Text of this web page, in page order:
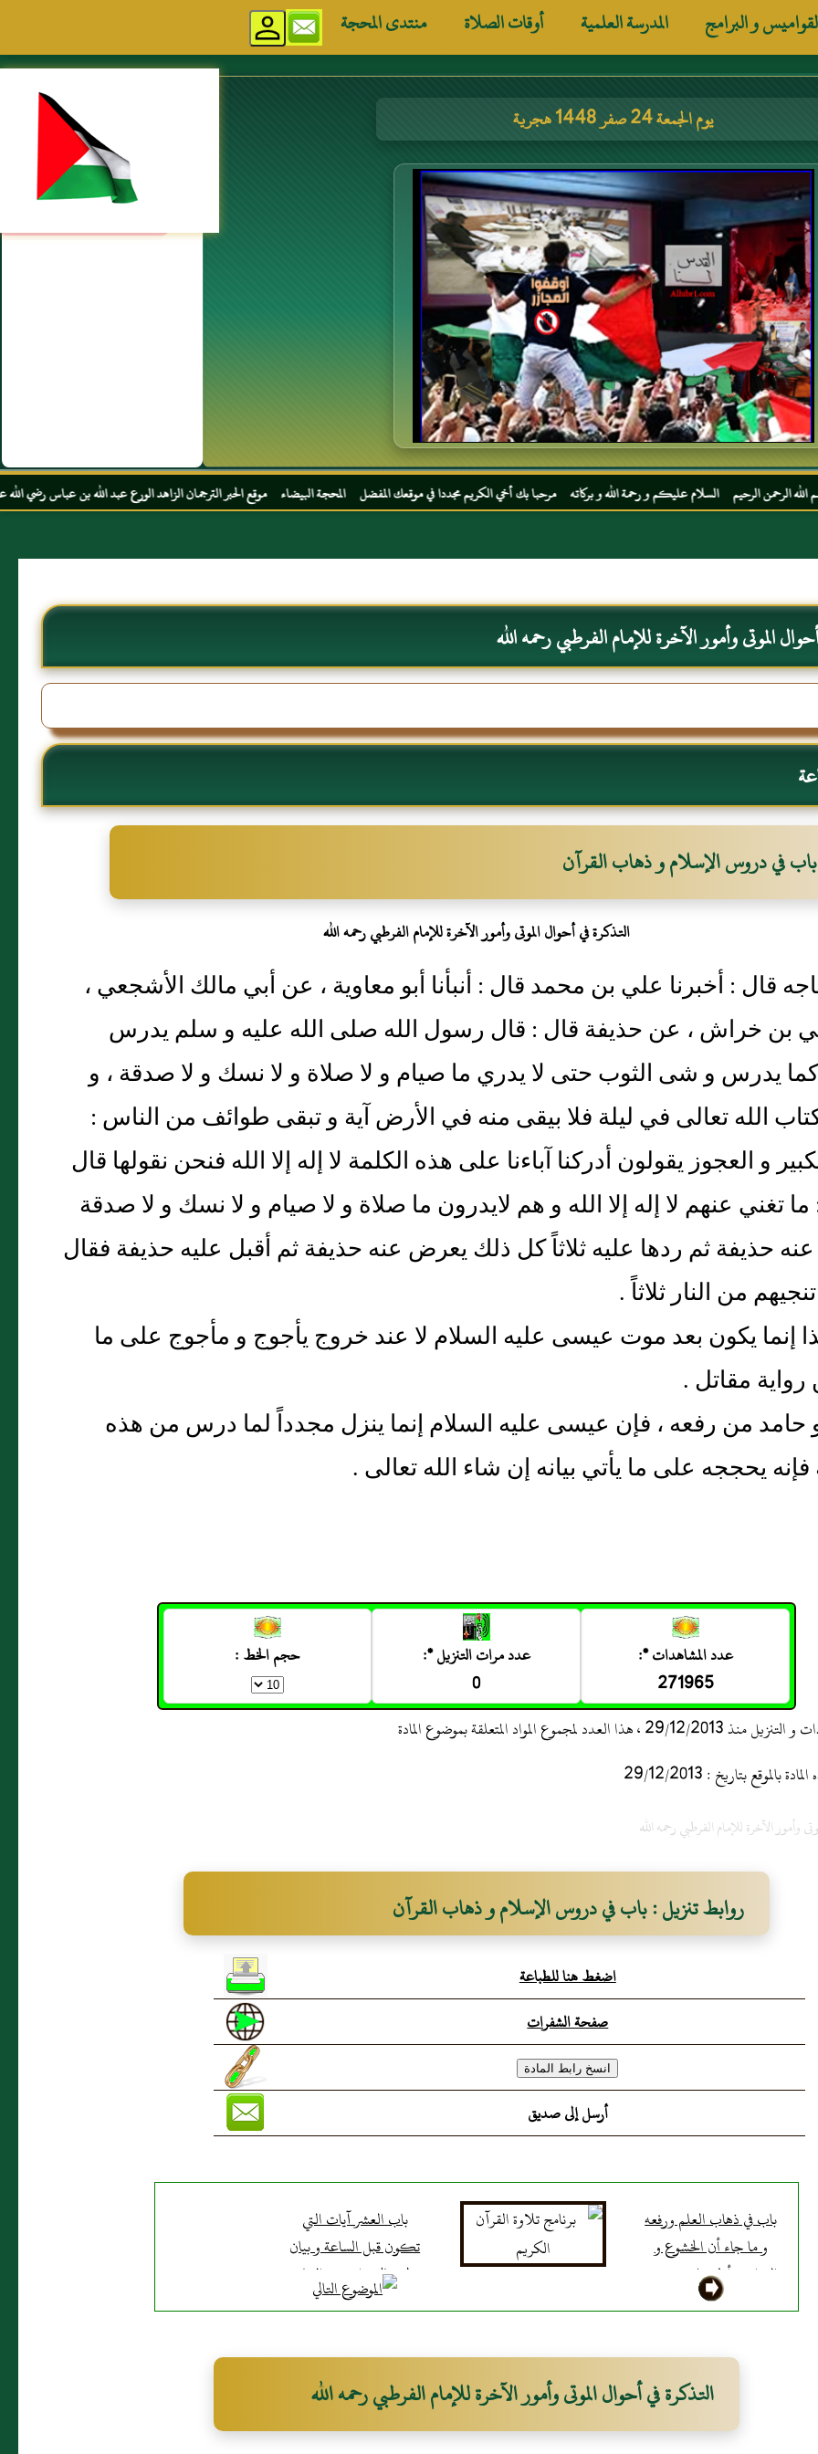
و البرامج المدرسة العلمية أوقات الصلاة منتدى المحجة
يوم الجمعة 24 صفر 1448 هجرية مواقع إسلامية
السلام عليكم و رحمة الله و بركاته مرحبا بك أخي الكريم مجددا في موقعك المفضل المحجة البيضاء موقع الحبر الترجمان الزاهد الورع عبد الله بن عباس رضي الله عنهما
الموتى وأمور الآخرة للإمام الفرطبي رحمه الله
باب في دروس الإسلام و ذهاب القرآن
التذكرة في أحوال الموتى وأمور الآخرة للإمام الفرطبي رحمه الله
قال : أخبرنا علي بن محمد قال : أنبأنا أبو معاوية ، عن أبي مالك الأشجعي ،
بن خراش ، عن حذيفة قال : قال رسول الله صلى الله عليه و سلم يدرس
كما يدرس و شى الثوب حتى لا يدري ما صيام و لا صلاة و لا نسك و لا صدقة ، و
الله تعالى في ليلة فلا بيقى منه في الأرض آية و تبقى طوائف من الناس :
و العجوز يقولون أدركنا آباءنا على هذه الكلمة لا إله إلا الله فنحن نقولها قال
تغني عنهم لا إله إلا الله و هم لايدرون ما صلاة و لا صيام و لا نسك و لا صدقة
حذيفة ثم ردها عليه ثلاثاً كل ذلك يعرض عنه حذيفة ثم أقبل عليه حذيفة فقال
من النار ثلاثاً .
إنما يكون بعد موت عيسى عليه السلام لا عند خروج يأجوج و مأجوج على ما
مقاتل .
حامد من رفعه ، فإن عيسى عليه السلام إنما ينزل مجدداً لما درس من هذه
يحججه على ما يأتي بيانه إن شاء الله تعالى .
عدد المشاهدات *:
271965
عدد مرات التنزيل *:
0
حجم الخط :
العدد لمجموع المواد المتعلقة بموضوع المادة
بتاريخ : 29/12/2013
وأمور الآخرة للإمام الفرطبي رحمه الله
روابط تنزيل : باب في دروس الإسلام و ذهاب القرآن
اضغط هنا للطباعة
صفحة الشفرات
أرسل إلى صديق
باب في ذهاب العلم ورفعه
و ما جاء أن الخشوع و
الفرائض أول علم يرفع من
الناس
باب العشر آيات التي
تكون قبل الساعة و بيان
قوله تعالى : اقتربت الساعة
و انشق القمر
التذكرة في أحوال الموتى وأمور الآخرة للإمام الفرطبي رحمه الله